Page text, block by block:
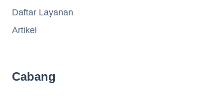
Daftar Layanan
Artikel
Cabang